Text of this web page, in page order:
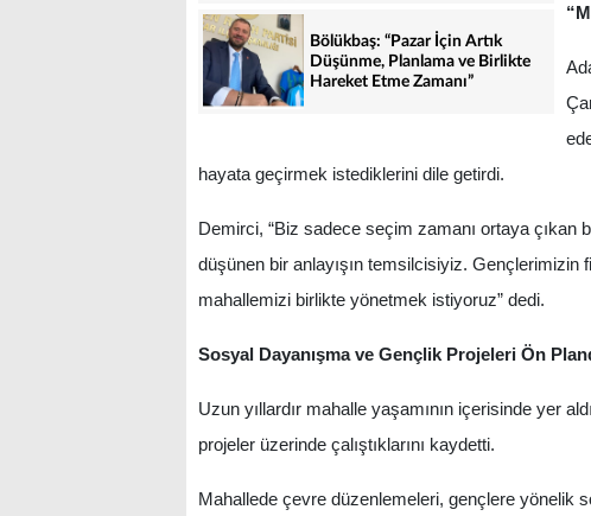
Bölükbaş: “Pazar İçin Artık
Düşünme, Planlama ve Birlikte
Hareket Etme Zamanı”
hayata geçirmek istediklerini dile getirdi.
Demirci, “Biz sadece seçim zamanı ortaya çıkan
düşünen bir anlayışın temsilcisiyiz.
mahallemizi birlikte yönetmek istiyoruz” dedi.
Sosyal Dayanışma ve Gençlik Projeleri Ön
Uzun yıllardır mahalle yaşamının içerisinde yer
projeler üzerinde çalıştıklarını kaydetti.
Mahallede çevre düzenlemeleri, gençlere yönelik